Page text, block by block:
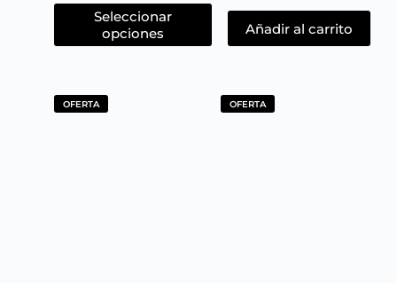
Seleccionar
opciones
Añadir al carrito
OFERTA OFERTA